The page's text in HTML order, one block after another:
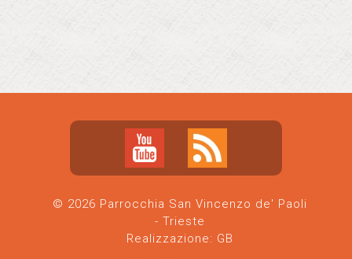
© 2026 Parrocchia San Vincenzo de' Paoli
- Trieste
Realizzazione: GB